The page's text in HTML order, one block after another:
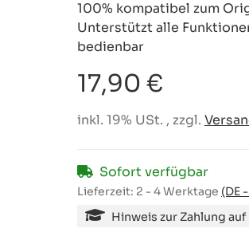
100% kompatibel zum
Unterstützt alle
bedienbar
17,90 €
inkl. 19% USt. , zzgl.
Sofort verfügbar
Lieferzeit: 2 - 4 Werktage (DE
Hinweis zur Zahlung